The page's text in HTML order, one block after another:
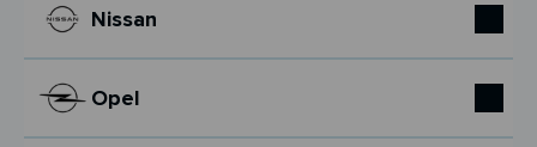
Nissan
Opel